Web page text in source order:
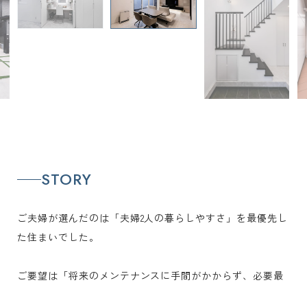
STORY
ご夫婦が選んだのは「夫婦2人の暮らしやすさ」を最優先し
た住まいでした。
ご要望は「将来のメンテナンスに手間がかからず、必要最